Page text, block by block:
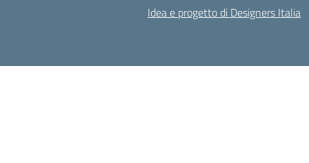
Idea e progetto di Designers Italia